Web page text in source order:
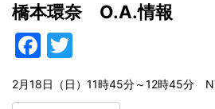
橋本環奈 O.A.情報
Facebook
2月18日（日）11時45分～12時45分